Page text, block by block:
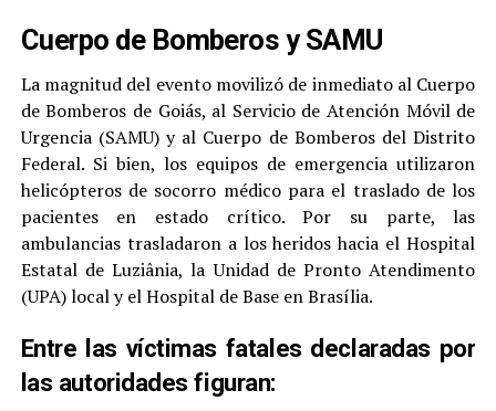
Cuerpo de Bomberos y SAMU
La magnitud del evento movilizó de inmediato al Cuerpo
de Bomberos de Goiás, al Servicio de Atención Móvil de
Urgencia (SAMU) y al Cuerpo de Bomberos del Distrito
Federal. Si bien, los equipos de emergencia utilizaron
helicópteros de socorro médico para el traslado de los
pacientes en estado crítico. Por su parte, las
ambulancias trasladaron a los heridos hacia el Hospital
Estatal de Luziânia, la Unidad de Pronto Atendimento
(UPA) local y el Hospital de Base en Brasília.
Entre las víctimas fatales declaradas por
las autoridades figuran: